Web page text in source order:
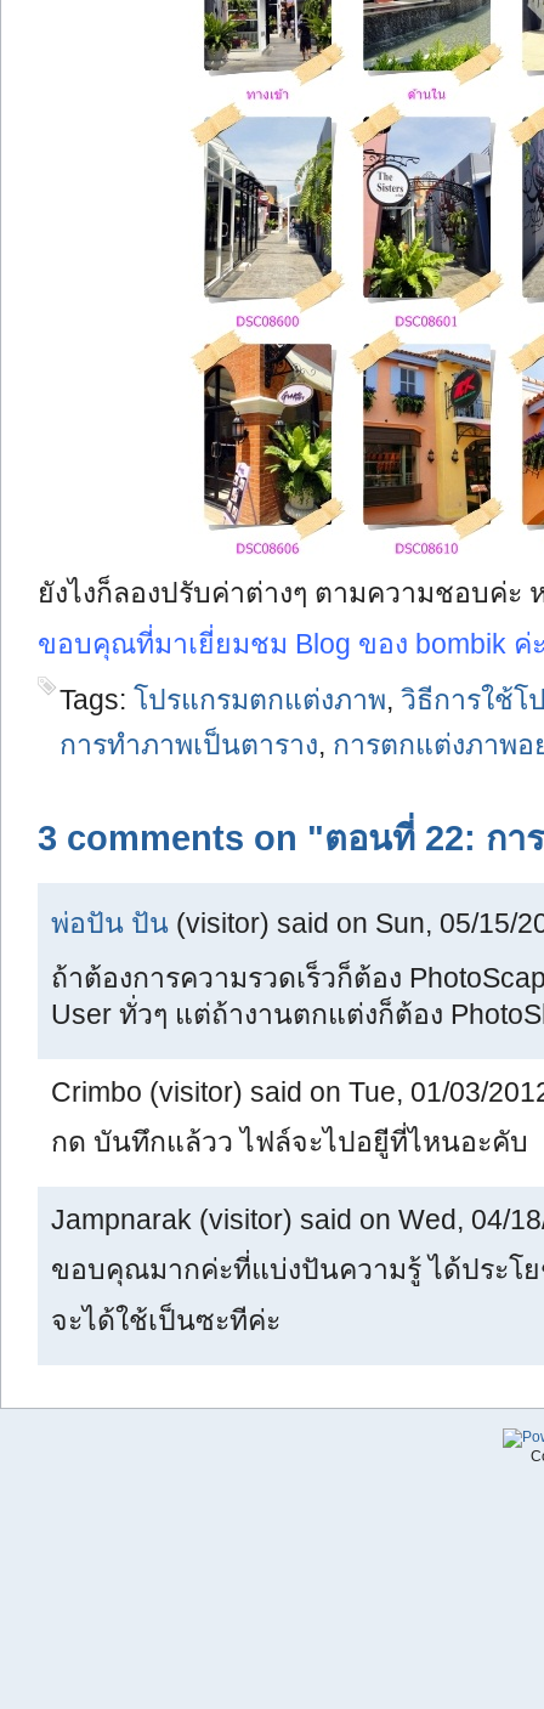
ยังไงก็ลองปรับค่าต่างๆ ตามความชอบค่ะ
ขอบคุณที่มาเยี่ยมชม Blog ของ bombik ค่
Tags: โปรแกรมตกแต่งภาพ, วิธีการใช้โ
การทำภาพเป็นตาราง, การตกแต่งภาพอ
3 comments on "ตอนที่ 22: กา
พ่อปัน ปัน (visitor) said on Sun, 05/15/
ถ้าต้องการความรวดเร็วก็ต้อง
User ทั่วๆ แต่ถ้างานตกแต่งก็ต้อง
Crimbo (visitor) said on Tue, 01/03/
กด บันทึกแล้วว ไฟล์จะไปอยู่ีที่ไหนอะคับ
Jampnarak (visitor) said on Wed, 04/
ขอบคุณมากค่ะที่แบ่งปันความรู้ ได้ประโ
จะได้ใช้เป็นซะทีค่ะ